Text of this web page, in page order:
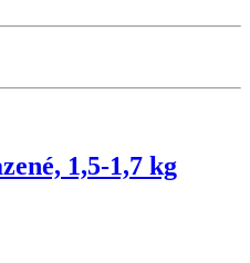
1,5-1,7 kg